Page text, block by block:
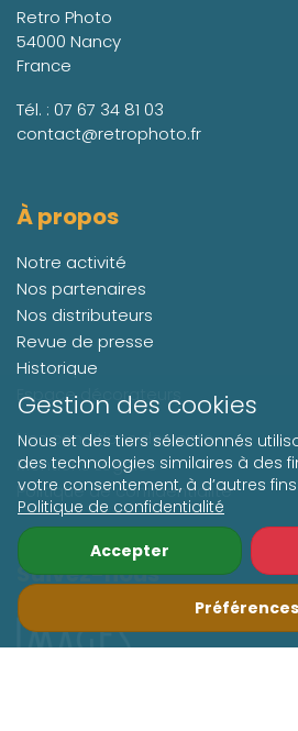
Gestion des cookies
Nous et des tiers sélectionnés
des technologies similaires à des
votre consentement, à d’autres
Politique de confidentialité
Accepter
Préférences
Retro Photo
54000 Nancy
France
Tél. : 07 67 34 81 03
contact@retrophoto.fr
À propos
Notre activité
Nos partenaires
Nos distributeurs
Revue de presse
Historique
Espace décorateurs
Nos conditions de vente
Mentions Légales
Politique de confidentialité
Suivez-nous